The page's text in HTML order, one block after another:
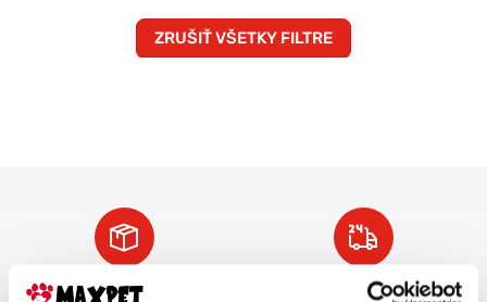
ZRUŠIŤ VŠETKY FILTRE
Doprava ZADARMO
Tovar NA SKLADE